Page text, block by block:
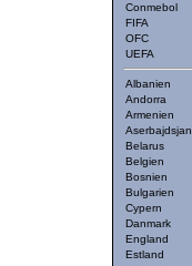
Conmebol
FIFA
OFC
UEFA
Albanien
Andorra
Armenien
Aserbajdsjan
Belarus
Belgien
Bosnien
Bulgarien
Cypern
Danmark
England
Estland